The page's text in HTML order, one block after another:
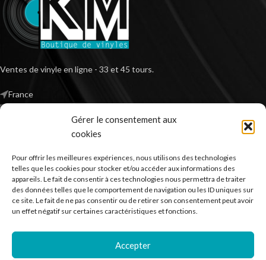
Gérer le consentement aux
cookies
Pour offrir les meilleures expériences, nous utilisons des technologies
telles que les cookies pour stocker et/ou accéder aux informations des
appareils. Le fait de consentir à ces technologies nous permettra de traiter
des données telles que le comportement de navigation ou les ID uniques sur
ce site. Le fait de ne pas consentir ou de retirer son consentement peut avoir
un effet négatif sur certaines caractéristiques et fonctions.
Accepter
Ventes de vinyle en ligne - 33 et 45 tours.
France
*TVA non applicable – article 293 B du CGI
RECHERCHER DES PRODUITS
NOS SERVICES